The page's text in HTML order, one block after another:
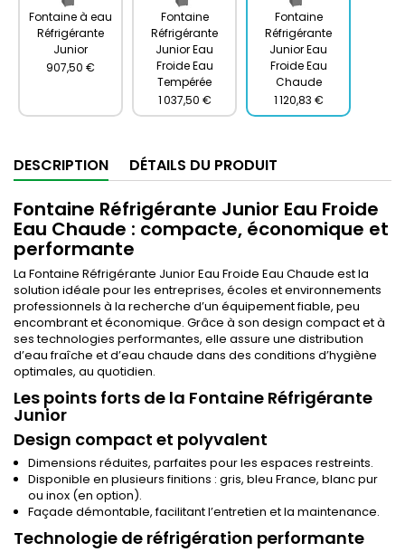
Fontaine à eau
Réfrigérante
Junior
907,50 €
Fontaine
Réfrigérante
Junior Eau
Froide Eau
Tempérée
1 037,50 €
Fontaine
Réfrigérante
Junior Eau
Froide Eau
Chaude
1 120,83 €
DESCRIPTION DÉTAILS DU PRODUIT
Fontaine Réfrigérante Junior Eau Froide
Eau Chaude : compacte, économique et
performante
La Fontaine Réfrigérante Junior Eau Froide Eau Chaude est la
solution idéale pour les entreprises, écoles et environnements
professionnels à la recherche d’un équipement fiable, peu
encombrant et économique. Grâce à son design compact et à
ses technologies performantes, elle assure une distribution
d’eau fraîche et d’eau chaude dans des conditions d’hygiène
optimales, au quotidien.
Les points forts de la Fontaine Réfrigérante
Junior
Design compact et polyvalent
Dimensions réduites, parfaites pour les espaces restreints.
Disponible en plusieurs finitions : gris, bleu France, blanc pur
ou inox (en option).
Façade démontable, facilitant l’entretien et la maintenance.
Technologie de réfrigération performante